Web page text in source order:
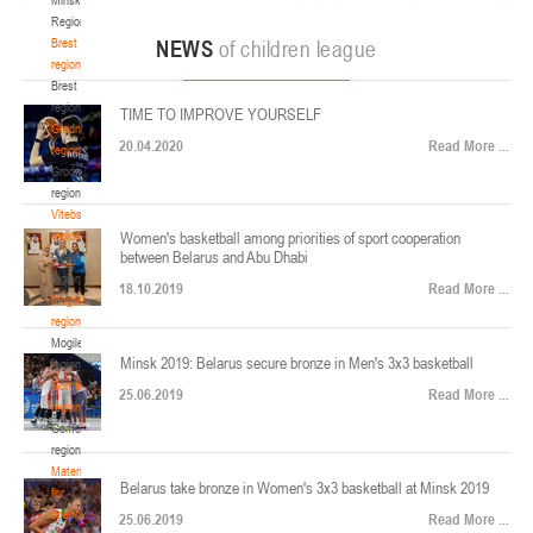
Region
Brest
region
Brest
region
Grodno
region
Grodno
region
Vitebsk
region
Vitebsk
region
Mogilev
region
Mogilev
region
Gomel
region
Gomel
region
Materials
for
coaches
ул. Ленинградская, 4
Минск
Финал четырех – юноши 2014-2015 гг.р., Дивизион 2, 22-24 апреля 2026 г., г.
Минск, ул. Стадионная, 3
U-12, девушки
V тур – девушки 2014-2015 гг.р., Дивизион 1, 17-19 апреля 2026 г., г. Гомель,
ул. Б.Хмельницкого, 118а
Минск
Финал 4-х – девушки 2010-2011 гг.р., Дивизион 2, 14-16 апреля 2026 г., г.
Минск, ул. Стадионная, 3
NEWS of children league
TIME TO IMPROVE YOURSELF
20.04.2020 Read More ...
Women's basketball among priorities of sport cooperation
between Belarus and Abu Dhabi
18.10.2019 Read More ...
Minsk 2019: Belarus secure bronze in Men's 3x3 basketball
25.06.2019 Read More ...
Belarus take bronze in Women's 3x3 basketball at Minsk 2019
25.06.2019 Read More ...